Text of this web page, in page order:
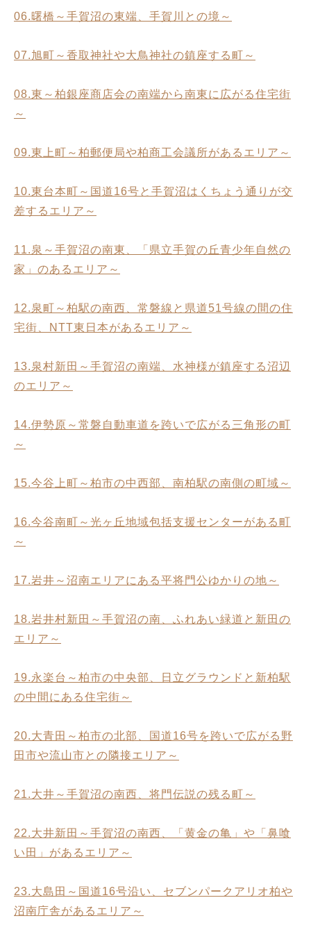
06.曙橋～手賀沼の東端、手賀川との境～
07.旭町～香取神社や大鳥神社の鎮座する町～
08.東～柏銀座商店会の南端から南東に広がる住宅街
～
09.東上町～柏郵便局や柏商工会議所があるエリア～
10.東台本町～国道16号と手賀沼はくちょう通りが交
差するエリア～
11.泉～手賀沼の南東、「県立手賀の丘青少年自然の
家」のあるエリア～
12.泉町～柏駅の南西、常磐線と県道51号線の間の住
宅街、NTT東日本があるエリア～
13.泉村新田～手賀沼の南端、水神様が鎮座する沼辺
のエリア～
14.伊勢原～常磐自動車道を跨いで広がる三角形の町
～
15.今谷上町～柏市の中西部、南柏駅の南側の町域～
16.今谷南町～光ヶ丘地域包括支援センターがある町
～
17.岩井～沼南エリアにある平将門公ゆかりの地～
18.岩井村新田～手賀沼の南、ふれあい緑道と新田の
エリア～
19.永楽台～柏市の中央部、日立グラウンドと新柏駅
の中間にある住宅街～
20.大青田～柏市の北部、国道16号を跨いで広がる野
田市や流山市との隣接エリア～
21.大井～手賀沼の南西、将門伝説の残る町～
22.大井新田～手賀沼の南西、「黄金の亀」や「鼻喰
い田」があるエリア～
23.大島田～国道16号沿い、セブンパークアリオ柏や
沼南庁舎があるエリア～